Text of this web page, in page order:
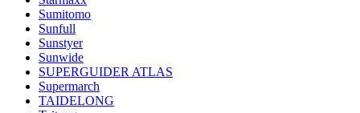
Sumitomo
Sunfull
Sunstyer
Sunwide
SUPERGUIDER ATLAS
Supermarch
TAIDELONG